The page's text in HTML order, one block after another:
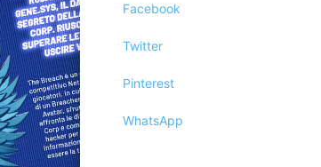
Facebook
Twitter
Pinterest
WhatsApp